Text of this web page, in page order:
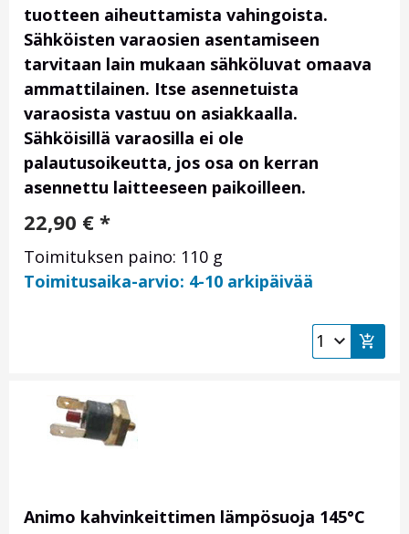
tuotteen aiheuttamista vahingoista.
Sähköisten varaosien asentamiseen
tarvitaan lain mukaan sähköluvat omaava
ammattilainen. Itse asennetuista
varaosista vastuu on asiakkaalla.
Sähköisillä varaosilla ei ole
palautusoikeutta, jos osa on kerran
asennettu laitteeseen paikoilleen.
22,90 € *
Toimituksen paino: 110 g
Toimitusaika-arvio: 4-10 arkipäivää
Animo kahvinkeittimen lämpösuoja 145°C